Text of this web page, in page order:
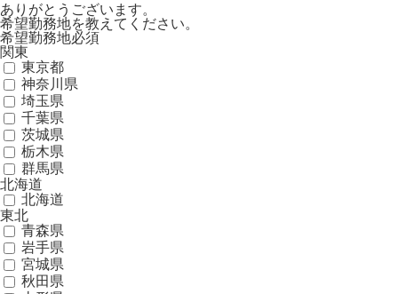
ありがとうございます。
希望勤務地を教えてください。
希望勤務地必須
関東
東京都
神奈川県
埼玉県
千葉県
茨城県
栃木県
群馬県
北海道
北海道
東北
青森県
岩手県
宮城県
秋田県